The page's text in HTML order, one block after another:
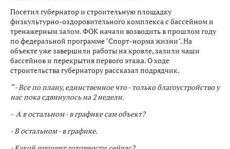
Посетил губернатор и строительную площадку
физкультурно-оздоровительного комплекса с бассейном и
тренажерным залом. ФОК начали возводить в прошлом году
по федеральной программе "Спорт-норма жизни". На
объекте уже завершили работы на кровле, залили чаши
бассейнов и перекрытия первого этажа. О ходе
строительства губернатору рассказал подрядчик.
“ - Все по плану, единственное что - только благоустройство у
нас пока сдвинулось на 2 недели.
- А в остальном - в графике сам объект?
- В остальном - в графике.